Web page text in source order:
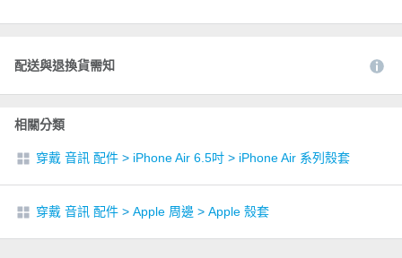
配送與退換貨需知
相關分類
穿戴 音訊 配件 > iPhone Air 6.5吋 > iPhone Air 系列殼套
穿戴 音訊 配件 > Apple 周邊 > Apple 殼套